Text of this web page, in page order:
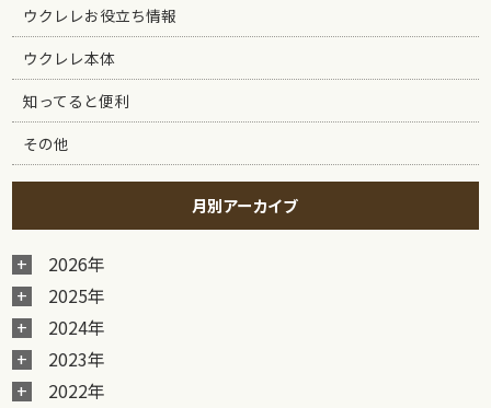
ウクレレお役立ち情報
ウクレレ本体
知ってると便利
その他
月別アーカイブ
2026年
2025年
2024年
2023年
2022年